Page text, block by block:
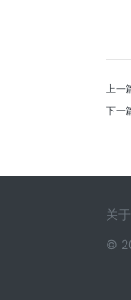
上一
下一
关
©